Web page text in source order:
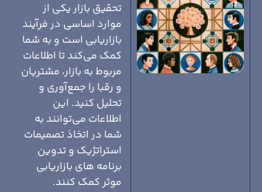
تحقیق بازار یکی از
موارد اساسی در فرآیند
بازاریابی است و به شما
کمک می‌کند تا اطلاعات
مربوط به بازار، مشتریان
و رقبا را جمع‌آوری و
تحلیل کنید. این
اطلاعات می‌توانند به
شما در اتخاذ تصمیمات
استراتژیک و تدوین
برنامه های بازاریابی
موثر کمک کنند.